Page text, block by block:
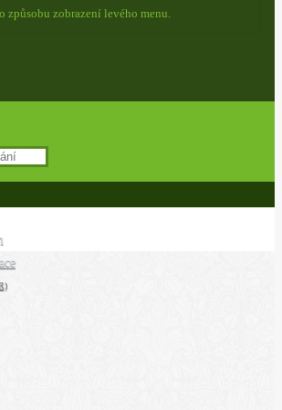
způsobu zobrazení levého menu.